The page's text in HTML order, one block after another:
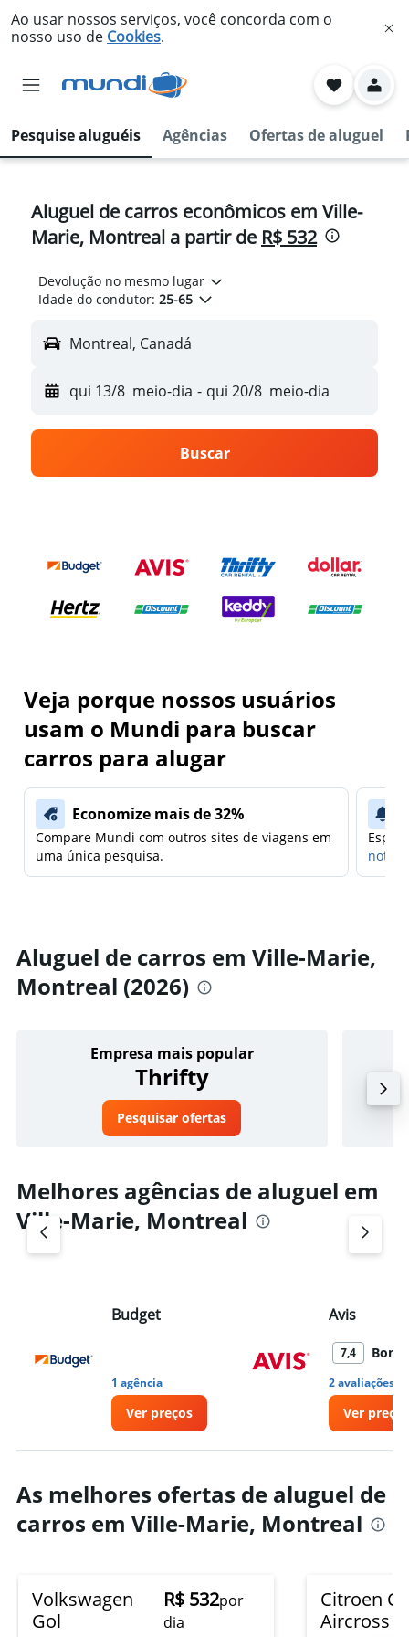
Ao usar nossos serviços, você concorda com o
nosso uso de Cookies.
Pesquise aluguéis Agências Ofertas de aluguel
Aluguel de carros econômicos em Ville-
Marie, Montreal a partir de R$ 532
Devolução no mesmo lugar
Idade do condutor: 25-65
Montreal, Canadá
qui 13/8 meio-dia - qui 20/8 meio-dia
Buscar
Veja porque nossos usuários
usam o Mundi para buscar
carros para alugar
Economize mais de 32%
Compare Mundi com outros sites de viagens em
uma única pesquisa.
Aluguel de carros em Ville-Marie,
Montreal (2026)
Empresa mais popular
Thrifty
Pesquisar ofertas
Melhores agências de aluguel em
Ville-Marie, Montreal
Budget
1 agência
Ver preços
Avis
7,4 Bom
2 avaliações
Ver preços
As melhores ofertas de aluguel de
carros em Ville-Marie, Montreal
Volkswagen
Gol
R$ 532por
dia
Citroen C5
Aircross